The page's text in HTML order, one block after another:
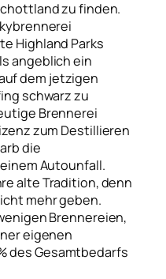
zu finden.
Highland Parks
angeblich ein
dem jetzigen
schwarz zu
Brennerei
zum Destillieren
die
Autounfall.
alte Tradition, denn
mehr geben.
Brennereien,
eigenen
des Gesamtbedarfs